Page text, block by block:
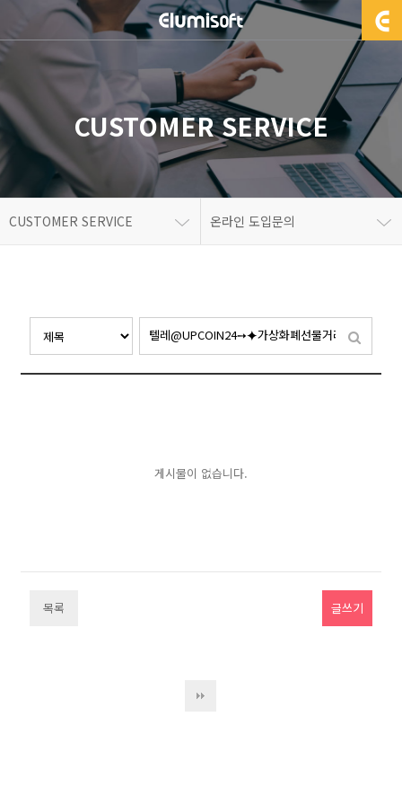
CUSTOMER SERVICE
CUSTOMER SERVICE 온라인 도입문의
게시물이 없습니다.
목록 글쓰기